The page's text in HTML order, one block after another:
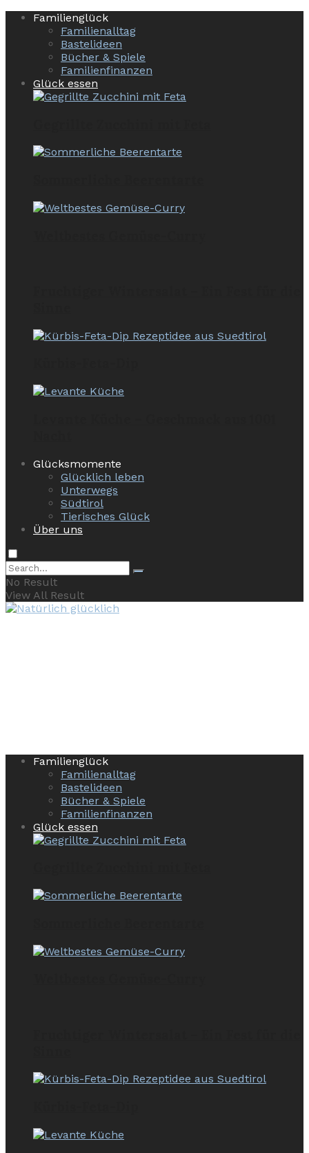
Familienglück
Familienalltag
Bastelideen
Bücher & Spiele
Familienfinanzen
Glück essen
Glücksmomente
Glücklich leben
Unterwegs
Südtirol
Tierisches Glück
Über uns
No Result
View All Result
Familienglück
Familienalltag
Bastelideen
Bücher & Spiele
Familienfinanzen
Glück essen